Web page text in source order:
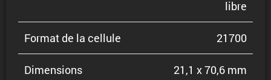
libre
Format de la cellule 21700
Dimen­sions 21,1 x 70,6 mm